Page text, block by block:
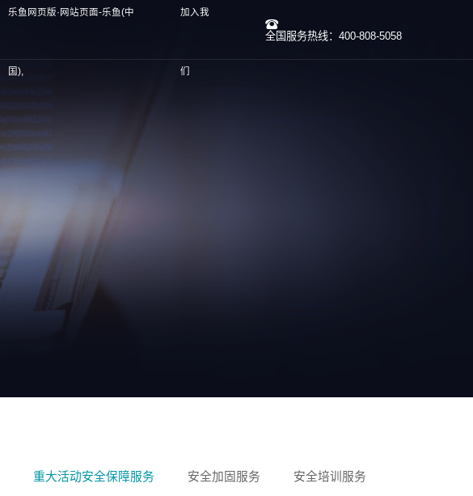
乐鱼网页版·网站页面-乐鱼(中
国),
加入我
们
全国服务热线：400-808-5058
重大活动安全保障服务 安全加固服务 安全培训服务